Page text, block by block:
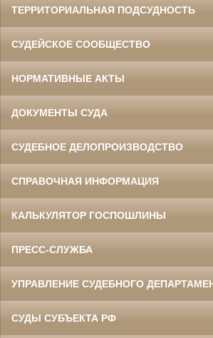
ТЕРРИТОРИАЛЬНАЯ ПОДСУДНОСТЬ
СУДЕЙСКОЕ СООБЩЕСТВО
НОРМАТИВНЫЕ АКТЫ
ДОКУМЕНТЫ СУДА
СУДЕБНОЕ ДЕЛОПРОИЗВОДСТВО
СПРАВОЧНАЯ ИНФОРМАЦИЯ
КАЛЬКУЛЯТОР ГОСПОШЛИНЫ
ПРЕСС-СЛУЖБА
УПРАВЛЕНИЕ СУДЕБНОГО
СУДЫ СУБЪЕКТА РФ